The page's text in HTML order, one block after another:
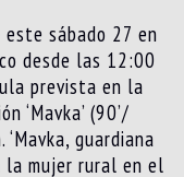
este sábado 27 en
desde las 12:00
prevista en la
‘Mavka’ (90’/
guardiana
la mujer rural en el